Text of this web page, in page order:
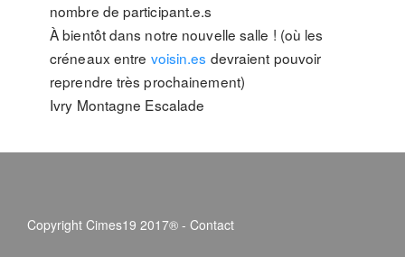
nombre de participant.e.s
À bientôt dans notre nouvelle salle ! (où les
créneaux entre voisin.es devraient pouvoir
reprendre très prochainement)
Ivry Montagne Escalade
Copyright Cimes19 2017® - Contact